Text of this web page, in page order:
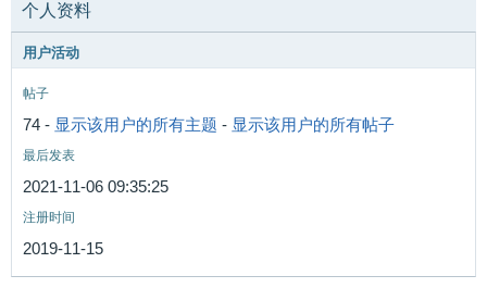
个人资料
用户活动
帖子
74 - 显示该用户的所有主题 - 显示该用户的所有帖子
最后发表
2021-11-06 09:35:25
注册时间
2019-11-15